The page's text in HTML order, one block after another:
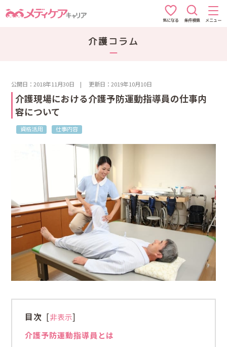
気になる 条件検索 メニュー
介護コラム
公開日：2018年11月30日 |更新日：2019年10月10日
介護現場における介護予防運動指導員の仕事内
容について
資格活用 仕事内容
目次 [非表示]
介護予防運動指導員とは